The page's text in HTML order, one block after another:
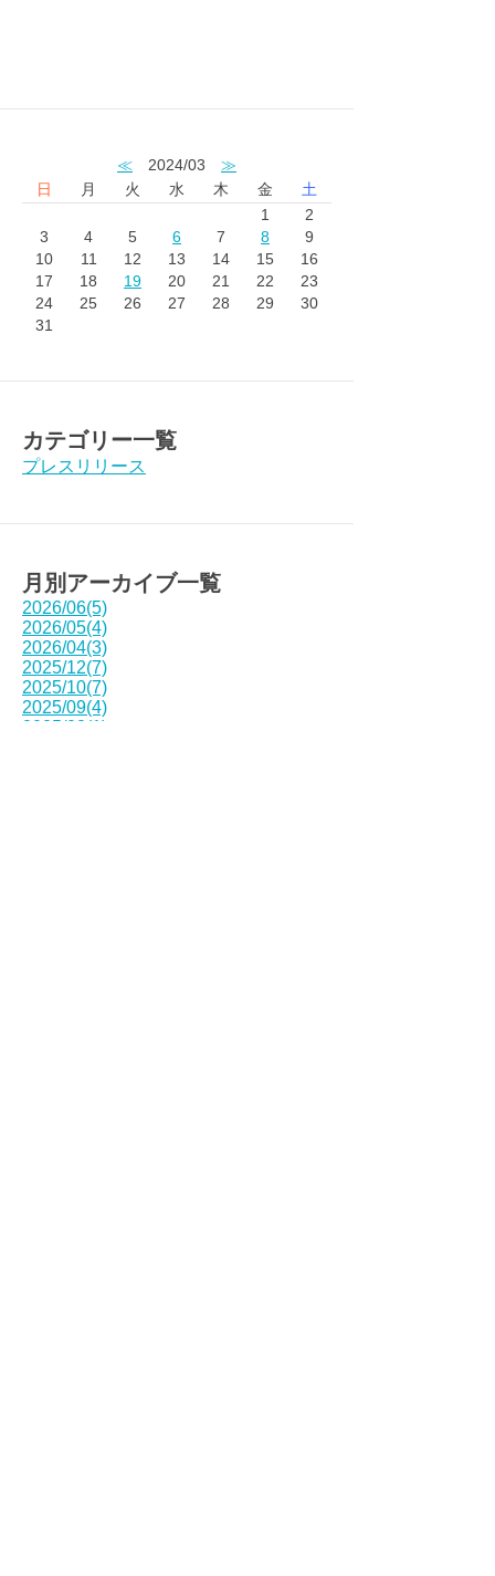
≪ 2024/03 ≫
日
月 火 水 木 金
土
1
2
3
4 5 6 7 8
9
10
11 12 13 14 15
16
17
18 19 20 21 22
23
24
25 26 27 28 29
30
31
カテゴリー一覧
プレスリリース
月別アーカイブ一覧
2026/06(5)
2026/05(4)
2026/04(3)
2025/12(7)
2025/10(7)
2025/09(4)
2025/08(1)